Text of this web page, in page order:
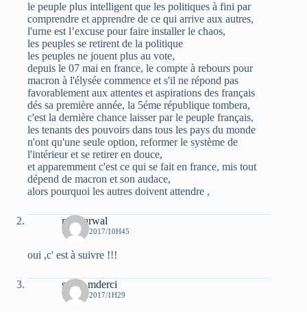
le peuple plus intelligent que les politiques à fini par
comprendre et apprendre de ce qui arrive aux autres,
l'urne est l’excuse pour faire installer le chaos,
les peuples se retirent de la politique
les peuples ne jouent plus au vote,
depuis le 07 mai en france, le compte à rebours pour
macron à l'élysée commence et s'il ne répond pas
favorablement aux attentes et aspirations des français
dés sa première année, la 5éme république tombera,
c'est la dernière chance laisser par le peuple français,
les tenants des pouvoirs dans tous les pays du monde
n'ont qu'une seule option, reformer le système de
l'intérieur et se retirer en douce,
et apparemment c'est ce qui se fait en france, mis tout
dépend de macron et son audace,
alors pourquoi les autres doivent attendre ,
moh arwal
15 MAI 2017/10H45
oui ,c' est à suivre !!!
samir mderci
17 MAI 2017/1H29